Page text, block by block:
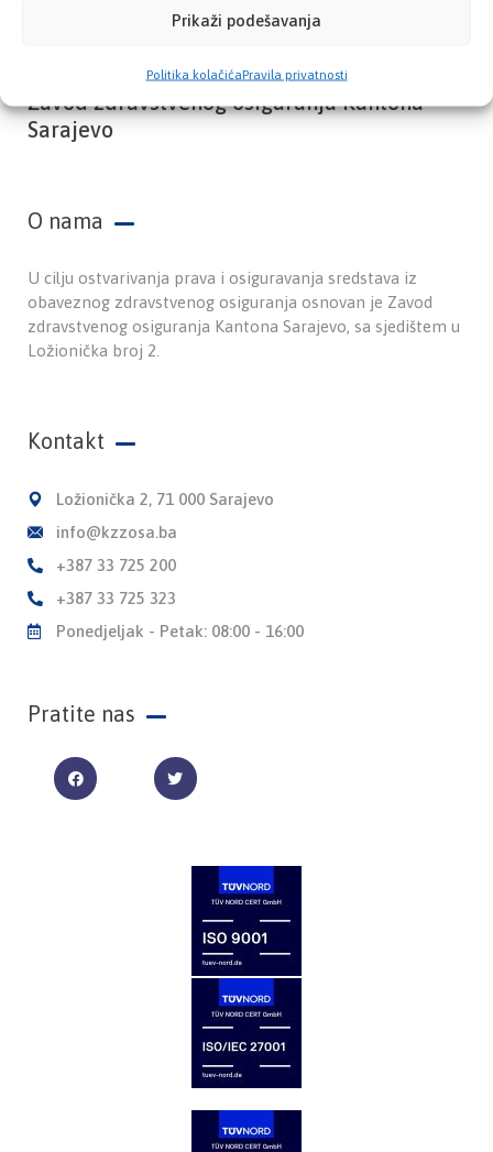
Prikaži podešavanja
Politika kolačićaPravila privatnosti
Zavod zdravstvenog osiguranja Kantona
Sarajevo
O nama
U cilju ostvarivanja prava i osiguravanja sredstava iz
obaveznog zdravstvenog osiguranja osnovan je Zavod
zdravstvenog osiguranja Kantona Sarajevo, sa sjedištem u
Ložionička broj 2.
Kontakt
Ložionička 2, 71 000 Sarajevo
info@kzzosa.ba
+387 33 725 200
+387 33 725 323
Ponedjeljak - Petak: 08:00 - 16:00
Pratite nas